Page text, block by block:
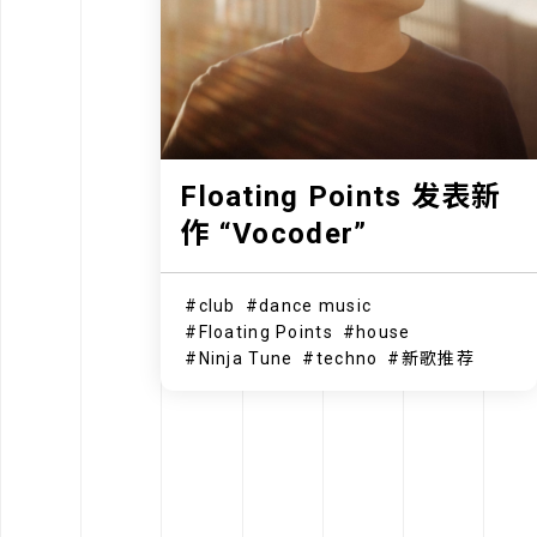
Floating Points 发表新
作 “Vocoder”
club
dance music
Floating Points
house
Ninja Tune
techno 新歌推荐